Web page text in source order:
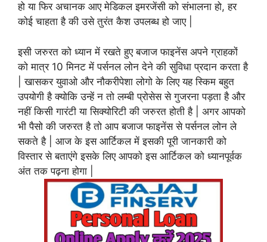
हो या फिर अचानक आए मेडिकल इमरजेंसी को संभालना हो, हर
कोई चाहता है की उसे तुरंत कैश उपलब्ध हो जाए |
इसी जरुरत को ध्यान में रखते हुए बजाज फाइनेंस अपने ग्राहकों
को मात्र 10 मिनट में पर्सनल लोन देने की सुविधा प्रदान करता है
| खासकर युवाओ और नौकरीपेशा लोगो के लिए यह स्किम बहुत
उपयोगी है क्योकि उन्हें न तो लम्बी प्रोसेस से गुजरना पड़ता है और
नहीं किसी गारंटी या सिक्योरिटी की जरुरत होती है | अगर आपको
भी पैसो की जरुरत है तो आप बजाज फाइनेंस से पर्सनल लोन ले
सकते है | आज के इस आर्टिकल में इसकी पूरी जानकारी को
विस्तार से बताएंगे इसके लिए आपको इस आर्टिकल को ध्यानपूर्वक
अंत तक पढ़ना होगा |